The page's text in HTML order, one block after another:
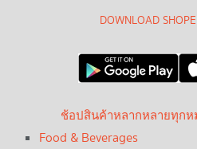
DOWNLOAD
ช้อปสินค้าหลากหลายทุก
Food & Beverages